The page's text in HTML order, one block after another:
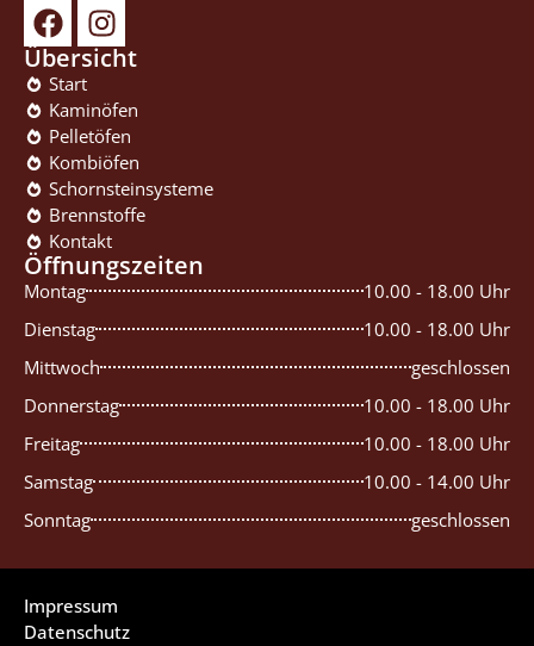
Übersicht
Start
Kaminöfen
Pelletöfen
Kombiöfen
Schornsteinsysteme
Brennstoffe
Kontakt
Öffnungszeiten
Montag
10.00 - 18.00 Uhr
Dienstag
10.00 - 18.00 Uhr
Mittwoch
geschlossen
Donnerstag
10.00 - 18.00 Uhr
Freitag
10.00 - 18.00 Uhr
Samstag
10.00 - 14.00 Uhr
Sonntag
geschlossen
Impressum
Datenschutz